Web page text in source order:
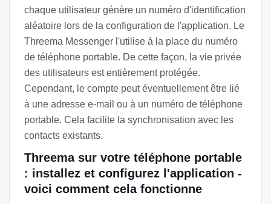
chaque utilisateur génère un numéro d'identification
aléatoire lors de la configuration de l'application. Le
Threema Messenger l'utilise à la place du numéro
de téléphone portable. De cette façon, la vie privée
des utilisateurs est entièrement protégée.
Cependant, le compte peut éventuellement être lié
à une adresse e-mail ou à un numéro de téléphone
portable. Cela facilite la synchronisation avec les
contacts existants.
Threema sur votre téléphone portable
: installez et configurez l'application -
voici comment cela fonctionne